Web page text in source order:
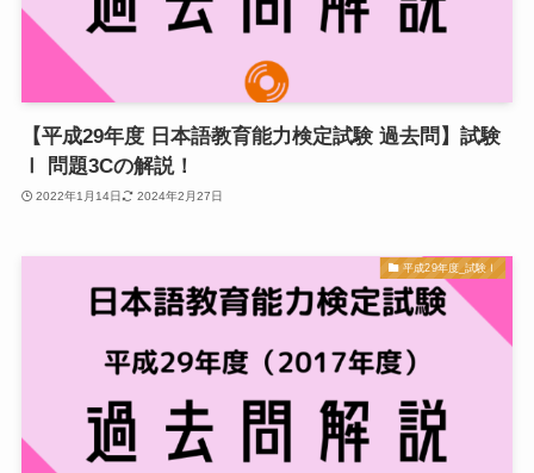
【平成29年度 日本語教育能力検定試験 過去問】試験
Ⅰ 問題3Cの解説！
2022年1月14日 2024年2月27日
平成29年度_試験Ⅰ